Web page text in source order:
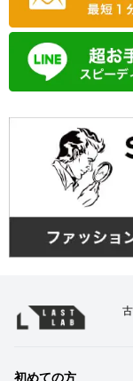
初めての方